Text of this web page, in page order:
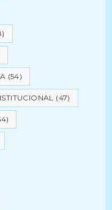
(54)
(47)